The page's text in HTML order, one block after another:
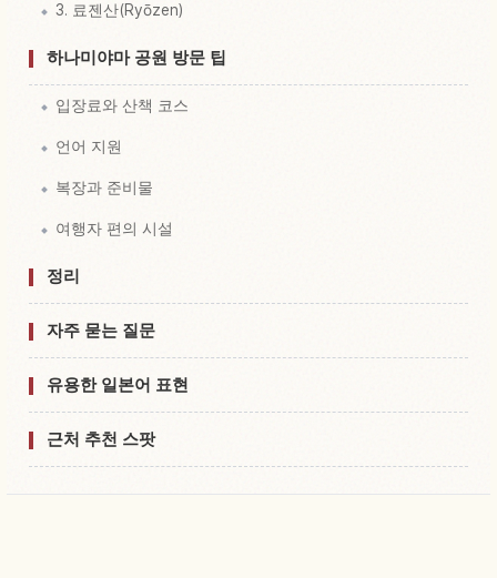
3. 료젠산(Ryōzen)
하나미야마 공원 방문 팁
입장료와 산책 코스
언어 지원
복장과 준비물
여행자 편의 시설
정리
자주 묻는 질문
유용한 일본어 표현
근처 추천 스팟